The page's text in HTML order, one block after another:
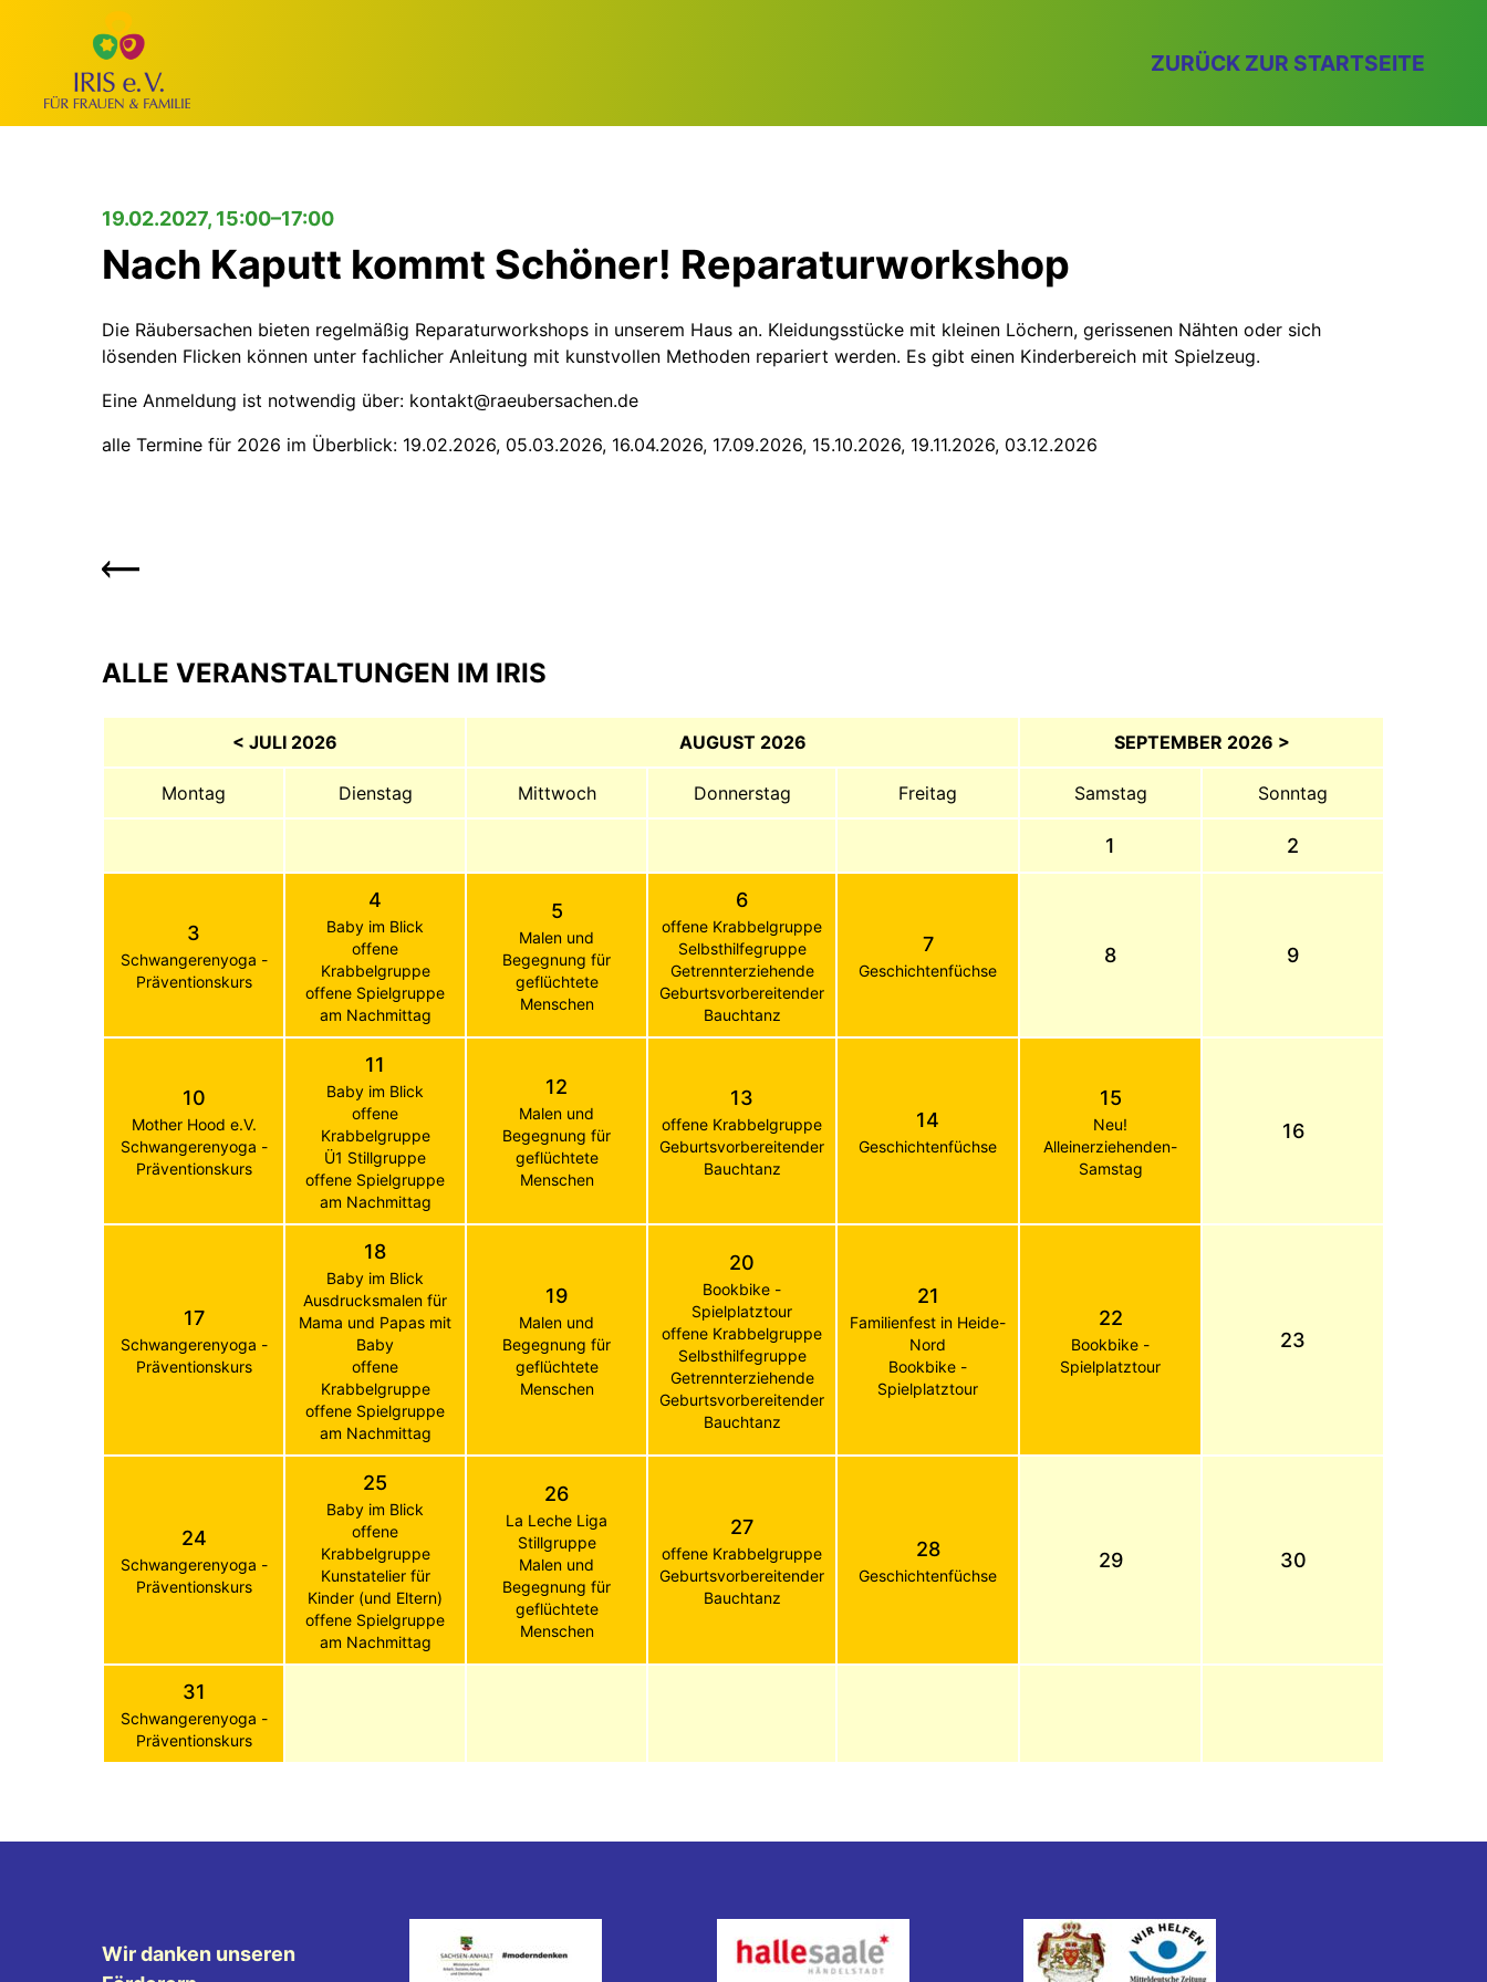
ZURÜCK ZUR STARTSEITE
19.02.2027, 15:00–17:00
Nach Kaputt kommt Schöner! Reparaturworkshop
Die Räubersachen bieten regelmäßig Reparaturworkshops in unserem Haus an. Kleidungsstücke mit kleinen Löchern, gerissenen Nähten oder sich
lösenden Flicken können unter fachlicher Anleitung mit kunstvollen Methoden repariert werden. Es gibt einen Kinderbereich mit Spielzeug.
Eine Anmeldung ist notwendig über: kontakt@raeubersachen.de
alle Termine für 2026 im Überblick: 19.02.2026, 05.03.2026, 16.04.2026, 17.09.2026, 15.10.2026, 19.11.2026, 03.12.2026
ALLE VERANSTALTUNGEN IM IRIS
< JULI 2026 AUGUST 2026 SEPTEMBER 2026 >
Montag Dienstag Mittwoch Donnerstag Freitag Samstag Sonntag
1 2
3
Schwangerenyoga -
Präventionskurs
4
Baby im Blick
offene
Krabbelgruppe
offene Spielgruppe
am Nachmittag
5
Malen und
Begegnung für
geflüchtete
Menschen
6
offene Krabbelgruppe
Selbsthilfegruppe
Getrennterziehende
Geburtsvorbereitender
Bauchtanz
7
Geschichtenfüchse
8 9
10
Mother Hood e.V.
Schwangerenyoga -
Präventionskurs
11
Baby im Blick
offene
Krabbelgruppe
Ü1 Stillgruppe
offene Spielgruppe
am Nachmittag
12
Malen und
Begegnung für
geflüchtete
Menschen
13
offene Krabbelgruppe
Geburtsvorbereitender
Bauchtanz
14
Geschichtenfüchse
15
Neu!
Alleinerziehenden-
Samstag
16
17
Schwangerenyoga -
Präventionskurs
18
Baby im Blick
Ausdrucksmalen für
Mama und Papas mit
Baby
offene
Krabbelgruppe
offene Spielgruppe
am Nachmittag
19
Malen und
Begegnung für
geflüchtete
Menschen
20
Bookbike -
Spielplatztour
offene Krabbelgruppe
Selbsthilfegruppe
Getrennterziehende
Geburtsvorbereitender
Bauchtanz
21
Familienfest in Heide-
Nord
Bookbike -
Spielplatztour
22
Bookbike -
Spielplatztour
23
24
Schwangerenyoga -
Präventionskurs
25
Baby im Blick
offene
Krabbelgruppe
Kunstatelier für
Kinder (und Eltern)
offene Spielgruppe
am Nachmittag
26
La Leche Liga
Stillgruppe
Malen und
Begegnung für
geflüchtete
Menschen
27
offene Krabbelgruppe
Geburtsvorbereitender
Bauchtanz
28
Geschichtenfüchse
29 30
31
Schwangerenyoga -
Präventionskurs
Wir danken unseren